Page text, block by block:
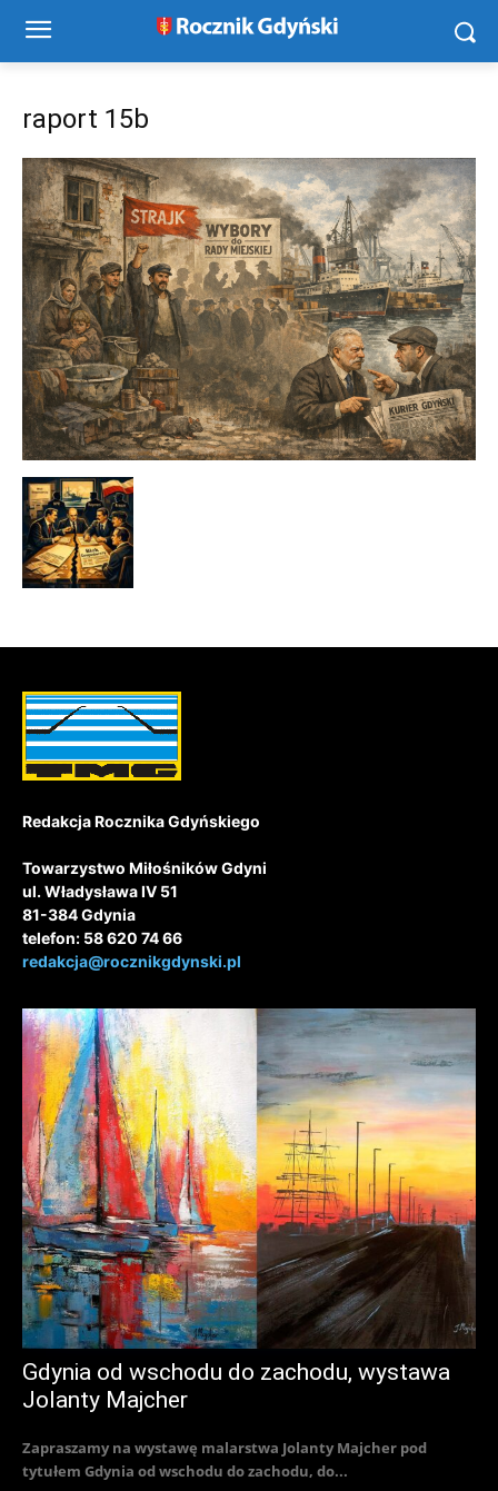
raport 15b
Redakcja Rocznika Gdyńskiego
Towarzystwo Miłośników Gdyni
ul. Władysława IV 51
81-384 Gdynia
telefon: 58 620 74 66
redakcja@rocznikgdynski.pl
Gdynia od wschodu do zachodu, wystawa
Jolanty Majcher
Zapraszamy na wystawę malarstwa Jolanty Majcher pod
tytułem Gdynia od wschodu do zachodu, do...